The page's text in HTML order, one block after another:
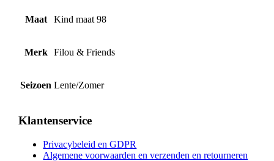
Maat Kind maat 98
Merk Filou & Friends
Seizoen Lente/Zomer
Klantenservice
Privacybeleid en GDPR
Algemene voorwaarden en verzenden en retourneren